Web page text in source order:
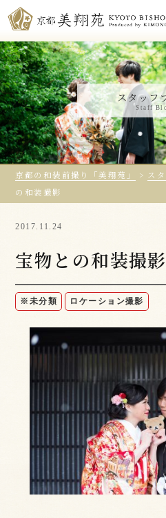
スタッフ
Staff
京都の和装前撮り「美翔苑」 > ス
の和装撮影
2017.11.24
宝物との和装撮影
※未分類 ロケーション撮影